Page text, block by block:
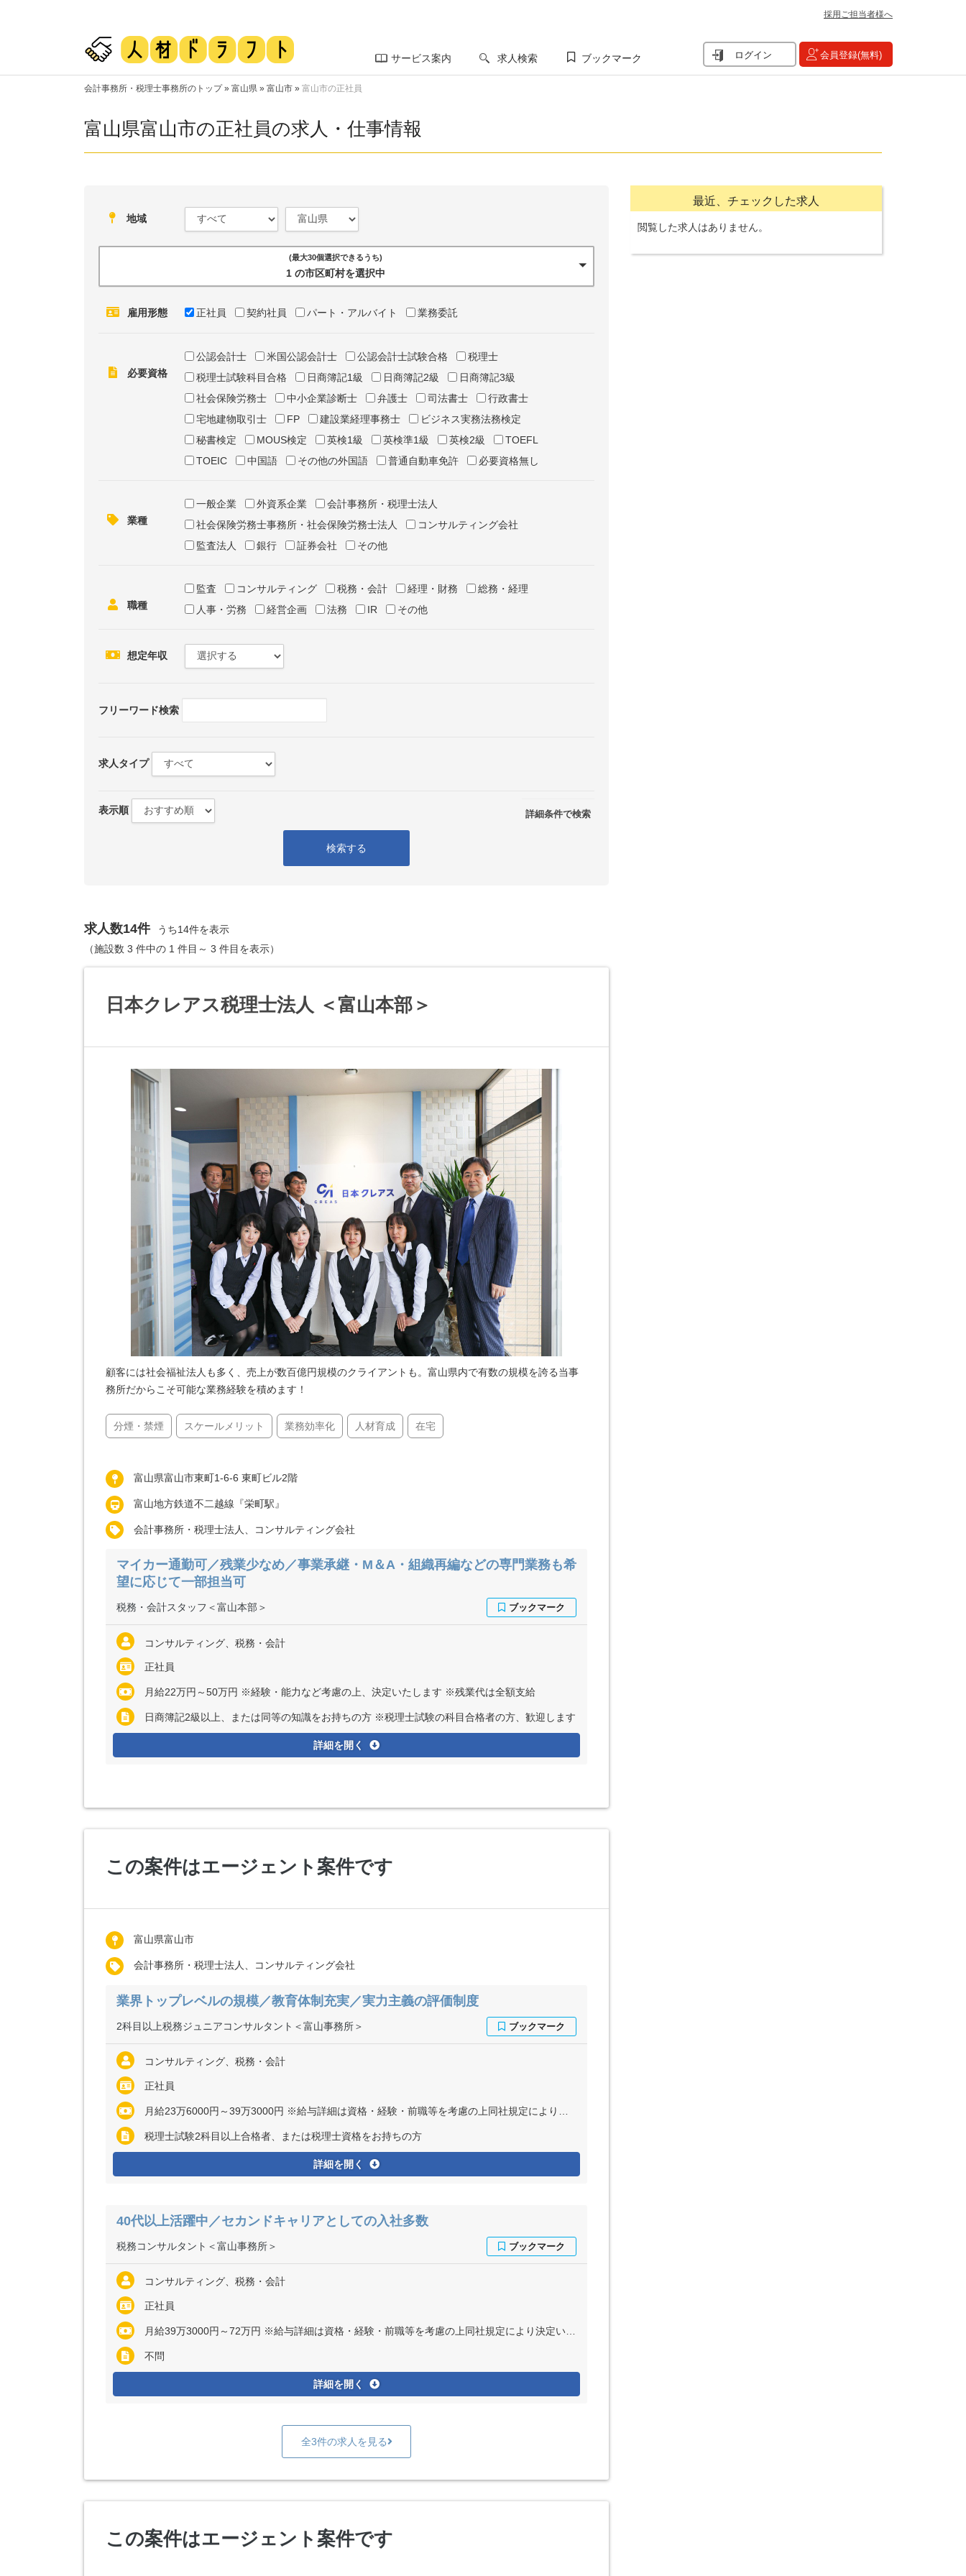
採用ご担当者様へ
サービス案内 求人検索 ブックマーク ログイン 会員登録(無料)
会計事務所・税理士事務所のトップ» 富山県 » 富山市 » 富山市の正社員
富山県富山市の正社員の求人・仕事情報
地域
(最大30個選択できるうち)
1 の市区町村を選択中
雇用形態 正社員 契約社員 パート・アルバイト 業務委託
必要資格
公認会計士 米国公認会計士 公認会計士試験合格
税理士
税理士試験科目合格
日商簿記1級 日商簿記2級
日商簿記3級
社会保険労務士
中小企業診断士 弁護士 司法書士
行政書士
宅地建物取引士
FP 建設業経理事務士
ビジネス実務法務検定
秘書検定
MOUS検定 英検1級 英検準1級 英検2級
TOEFL
TOEIC
中国語 その他の外国語 普通自動車免許 必要資格無し
業種
一般企業 外資系企業
会計事務所・税理士法人
社会保険労務士事務所・社会保険労務士法人
コンサルティング会社
監査法人
銀行 証券会社 その他
職種
監査 コンサルティング 税務・会計 経理・財務
総務・経理
人事・労務
経営企画 法務 IR その他
想定年収
フリーワード検索
求人タイプ
Show
表示
詳細条件で検索
表示順
検索する
求人数14件
うち14件を表示
（施設数 3 件中の 1 件目～ 3 件目を表示）
日本クレアス税理士法人 ＜富山本部＞
顧客には社会福祉法人も多く、売上が数百億円規模のクライアントも。富山県内で有数の規模を誇る当事
務所だからこそ可能な業務経験を積めます！
分煙・禁煙 スケールメリット 業務効率化 人材育成 在宅
富山県富山市東町1-6-6 東町ビル2階
富山地方鉄道不二越線『栄町駅』
会計事務所・税理士法人、コンサルティング会社
マイカー通勤可／残業少なめ／事業承継・M＆A・組織再編などの専門業務も希
望に応じて一部担当可
税務・会計スタッフ＜富山本部＞
コンサルティング、税務・会計
正社員
月給22万円～50万円 ※経験・能力など考慮の上、決定いたします ※残業代は全額支給
日商簿記2級以上、または同等の知識をお持ちの方 ※税理士試験の科目合格者の方、歓迎します
詳細を開く
この案件はエージェント案件です
富山県富山市
会計事務所・税理士法人、コンサルティング会社
業界トップレベルの規模／教育体制充実／実力主義の評価制度
2科目以上税務ジュニアコンサルタント＜富山事務所＞
コンサルティング、税務・会計
正社員
月給23万6000円～39万3000円 ※給与詳細は資格・経験・前職等を考慮の上同社規定により決定いたします ※インセンティブ制度あり
税理士試験2科目以上合格者、または税理士資格をお持ちの方
詳細を開く
40代以上活躍中／セカンドキャリアとしての入社多数
税務コンサルタント＜富山事務所＞
コンサルティング、税務・会計
正社員
月給39万3000円～72万円 ※給与詳細は資格・経験・前職等を考慮の上同社規定により決定いたします ※インセンティブ制度あり
不問
詳細を開く
全3件の求人を見る
この案件はエージェント案件です
最近、チェックした求人
閲覧した求人はありません。